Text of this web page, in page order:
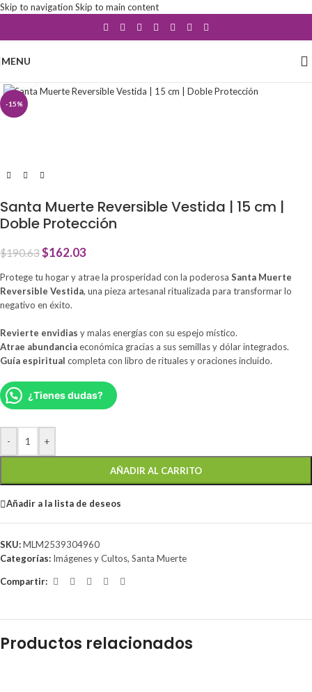
Skip to navigation Skip to main content
MENU
-15%
Santa Muerte Reversible Vestida | 15 cm |
Doble Protección
$190.63$162.03
Protege tu hogar y atrae la prosperidad con la poderosa Santa Muerte
Reversible Vestida, una pieza artesanal ritualizada para transformar lo
negativo en éxito.
Revierte envidias y malas energías con su espejo místico.
Atrae abundanciaeconómica gracias a sus semillas y dólar integrados.
Guía espiritual completa con libro de rituales y oraciones incluido.
¿Tienes dudas?
- +
AÑADIR AL CARRITO
Añadir a la lista de deseos
SKU:MLM2539304960
Categorías: Imágenes y Cultos, Santa Muerte
Compartir:
Productos relacionados